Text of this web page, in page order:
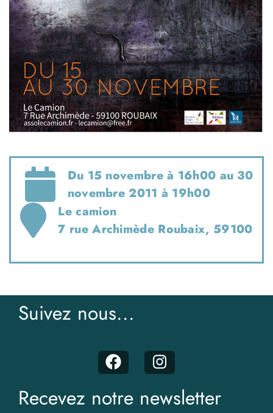
Du 15 novembre à 16h00 au 30
novembre 2011 à 19h00
Le camion
7 rue Archimède Roubaix, 59100
Suivez nous...
Recevez notre newsletter